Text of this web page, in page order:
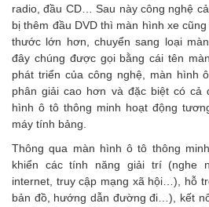
radio, đầu CD… Sau này công nghệ
bị thêm đầu DVD thì màn hình xe
thước lớn hơn, chuyển sang loại
đây chúng được gọi bằng cái tên
phát triển của công nghệ, màn hình
phân giải cao hơn và đặc biệt có cả
hình ô tô thông minh hoạt động
máy tính bảng.
Thông qua màn hình ô tô thông
khiển các tính năng giải trí (nghe
internet, truy cập mạng xã hội…), hỗ
bản đồ, hướng dẫn đường đi…), kết